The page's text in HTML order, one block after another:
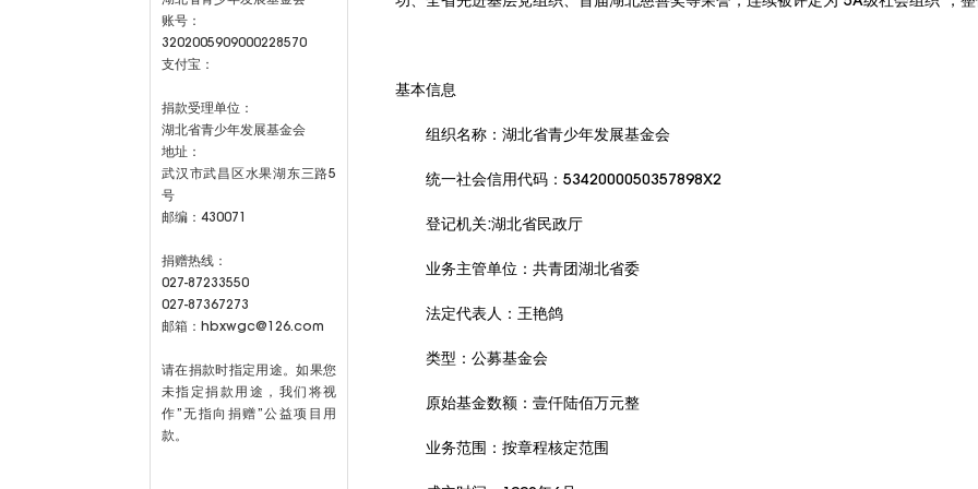
账号：
3202005909000228570
支付宝：
捐款受理单位：
湖北省青少年发展基金会
地址：
武汉市武昌区水果湖东三路5
号
邮编：430071
捐赠热线：
027-87233550
027-87367273
邮箱：hbxwgc@126.com
请在捐款时指定用途。如果您
未指定捐款用途，我们将视
作”无指向捐赠”公益项目用
款。
基本信息
组织名称：湖北省青少年发展基金会
统一社会信用代码：5342000050357898X2
登记机关:湖北省民政厅
业务主管单位：共青团湖北省委
法定代表人：王艳鸽
类型：公募基金会
原始基金数额：壹仟陆佰万元整
业务范围：按章程核定范围